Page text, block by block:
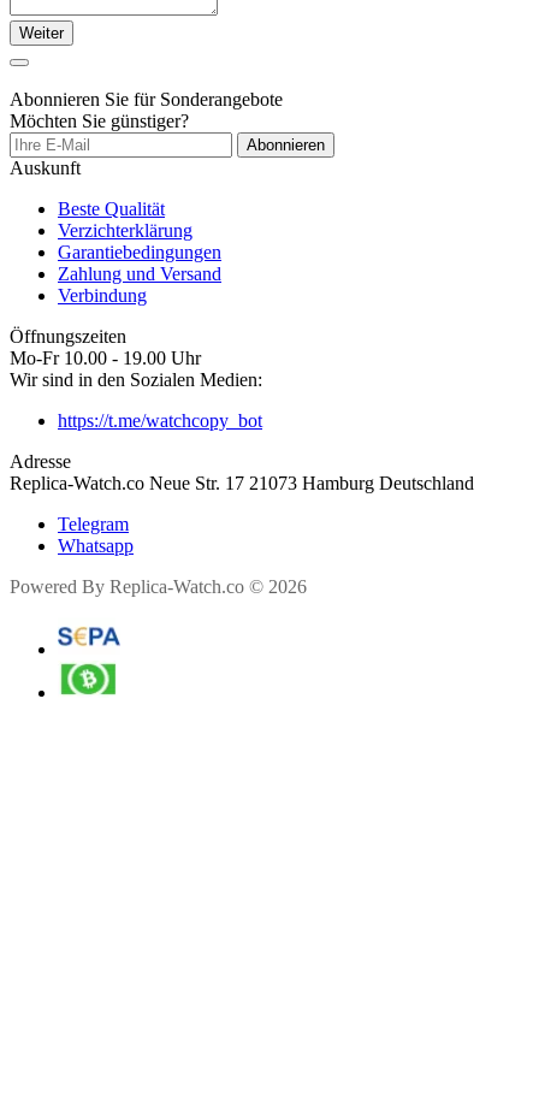
Weiter
Abonnieren Sie für Sonderangebote
Möchten Sie günstiger?
Abonnieren
Auskunft
Beste Qualität
Verzichterklärung
Garantiebedingungen
Zahlung und Versand
Verbindung
Öffnungszeiten
Mo-Fr 10.00 - 19.00 Uhr
Wir sind in den Sozialen Medien:
https://t.me/watchcopy_bot
Adresse
Replica-Watch.co Neue Str. 17 21073 Hamburg Deutschland
Telegram
Whatsapp
Powered By Replica-Watch.co © 2026